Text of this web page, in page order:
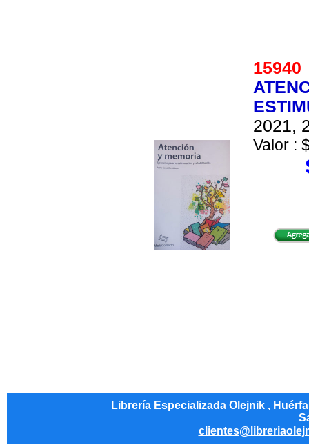
2021,
Valor :
Librería Especializada Olejnik ,